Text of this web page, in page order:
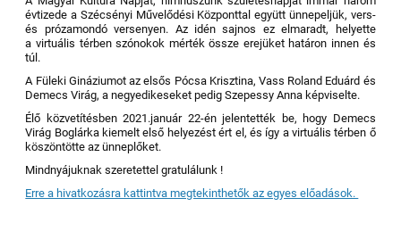
évtizede a Szécsényi Művelődési Központtal együtt ünnepeljük, vers-
és prózamondó versenyen. Az idén sajnos ez elmaradt, helyette
a virtuális térben szónokok mérték össze erejüket határon innen és
túl.
A Füleki Gináziumot az elsős Pócsa Krisztina, Vass Roland Eduárd és
Demecs Virág, a negyedikeseket pedig Szepessy Anna képviselte.
Élő közvetítésben 2021.január 22-én jelentették be, hogy Demecs
Virág Boglárka kiemelt első helyezést ért el, és így a virtuális térben ő
köszöntötte az ünneplőket.
Mindnyájuknak szeretettel gratulálunk !
Erre a hivatkozásra kattintva megtekinthetők az egyes előadások.